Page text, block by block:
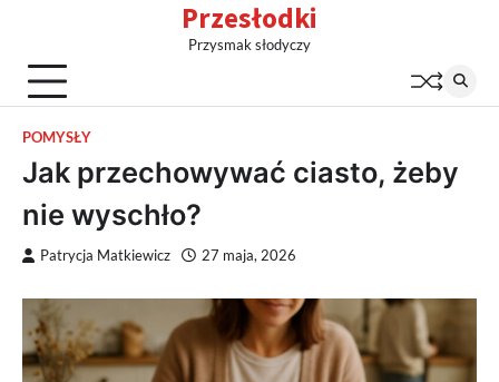
content
Przesłodki
Przysmak słodyczy
POMYSŁY
Jak przechowywać ciasto, żeby
nie wyschło?
Patrycja Matkiewicz 27 maja, 2026